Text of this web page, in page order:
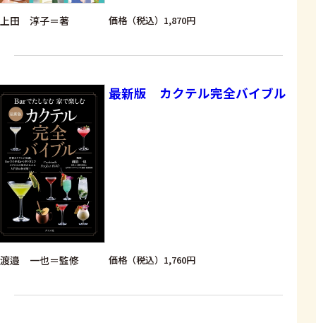
上田 淳子＝著 価格（税込）1,870円
最新版 カクテル完全バイブル
渡邉 一也＝監修 価格（税込）1,760円